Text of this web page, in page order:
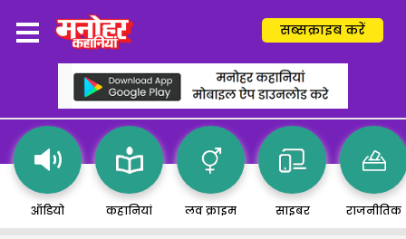
सब्सक्राइब करें
ऑडियो कहानियां लव क्राइम साइबर राजनीतिक